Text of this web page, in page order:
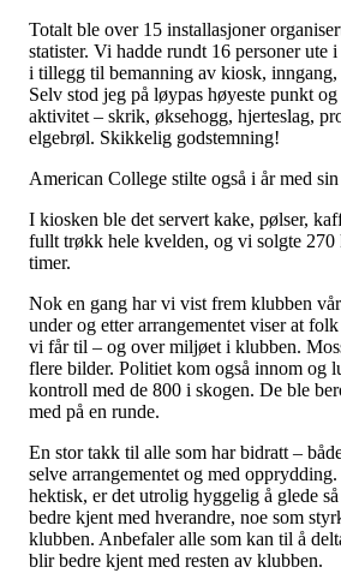
Totalt ble over 15 installasjoner
statister. Vi hadde rundt 16 personer ute
i tillegg til bemanning av kiosk,
Selv stod jeg på løypas høyeste punkt
aktivitet – skrik, øksehogg, hjerteslag,
elgebrøl. Skikkelig godstemning!
American College stilte også i år med
I kiosken ble det servert kake, pølser,
fullt trøkk hele kvelden, og vi solgte 270
timer.
Nok en gang har vi vist frem klubben
under og etter arrangementet viser at
vi får til – og over miljøet i klubben.
flere bilder. Politiet kom også innom og
kontroll med de 800 i skogen. De ble
med på en runde.
En stor takk til alle som har bidratt –
selve arrangementet og med
hektisk, er det utrolig hyggelig å glede
bedre kjent med hverandre, noe som
klubben. Anbefaler alle som kan til å
blir bedre kjent med resten av klubben.